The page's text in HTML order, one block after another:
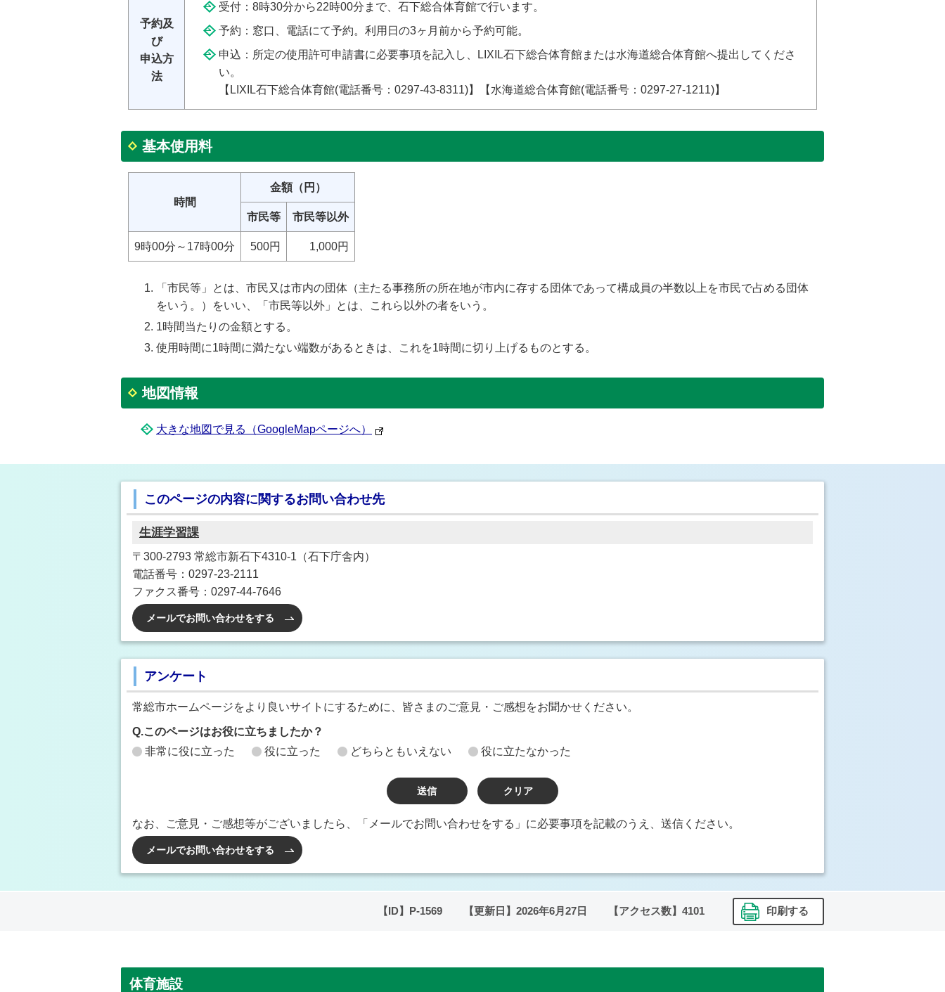
予約及
び
申込方
法
受付：8時30分から22時00分まで、石下総合体育館で行います。
予約：窓口、電話にて予約。利用日の3ヶ月前から予約可能。
申込：所定の使用許可申請書に必要事項を記入し、LIXIL石下総合体育館または水海道総合体育館へ提出してくださ
い。
【LIXIL石下総合体育館(電話番号：0297-43-8311)】【水海道総合体育館(電話番号：0297-27-1211)】
基本使用料
時間
金額（円）
市民等 市民等以外
9時00分～17時00分 500円 1,000円
「市民等」とは、市民又は市内の団体（主たる事務所の所在地が市内に存する団体であって構成員の半数以上を市民で占める団体
をいう。）をいい、「市民等以外」とは、これら以外の者をいう。
1時間当たりの金額とする。
使用時間に1時間に満たない端数があるときは、これを1時間に切り上げるものとする。
地図情報
大きな地図で見る（GoogleMapページへ）
このページの内容に関するお問い合わせ先
生涯学習課
〒300-2793 常総市新石下4310-1（石下庁舎内）
電話番号：0297-23-2111
ファクス番号：0297-44-7646
メールでお問い合わせをする
アンケート
常総市ホームページをより良いサイトにするために、皆さまのご意見・ご感想をお聞かせください。
Q.このページはお役に立ちましたか？
非常に役に立った
役に立った どちらともいえない 役に立たなかった
なお、ご意見・ご感想等がございましたら、「メールでお問い合わせをする」に必要事項を記載のうえ、送信ください。
メールでお問い合わせをする
【ID】 P-1569 【更新日】 2026年6月27日 【アクセス数】 4101 印刷する
体育施設